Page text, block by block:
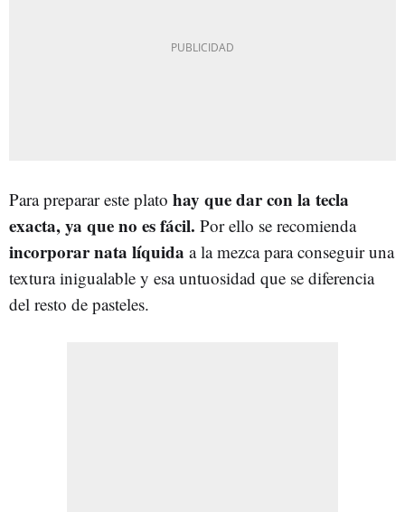
Para preparar este plato hay que dar con la tecla
exacta, ya que no es fácil. Por ello se recomienda
incorporar nata líquida a la mezca para conseguir una
textura inigualable y esa untuosidad que se diferencia
del resto de pasteles.